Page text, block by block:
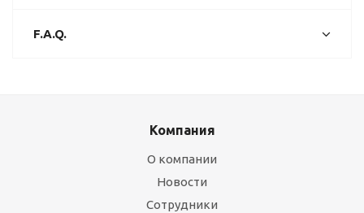
F.A.Q.
Компания
О компании
Новости
Сотрудники